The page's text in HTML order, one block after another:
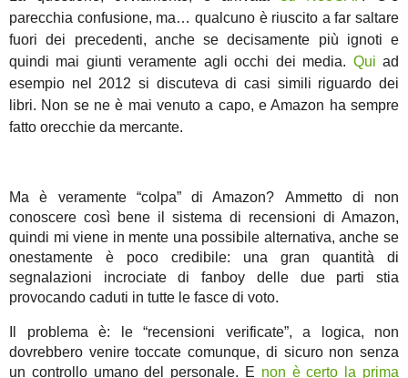
parecchia confusione, ma… qualcuno è riuscito a far saltare
fuori dei precedenti, anche se decisamente più ignoti e
quindi mai giunti veramente agli occhi dei media. Qui ad
esempio nel 2012 si discuteva di casi simili riguardo dei
libri. Non se ne è mai venuto a capo, e Amazon ha sempre
fatto orecchie da mercante.
Ma è veramente “colpa” di Amazon? Ammetto di non
conoscere così bene il sistema di recensioni di Amazon,
quindi mi viene in mente una possibile alternativa, anche se
onestamente è poco credibile: una gran quantità di
segnalazioni incrociate di fanboy delle due parti stia
provocando caduti in tutte le fasce di voto.
Il problema è: le “recensioni verificate”, a logica, non
dovrebbero venire toccate comunque, di sicuro non senza
un controllo umano del personale. E non è certo la prima